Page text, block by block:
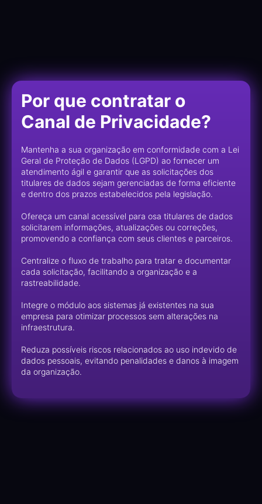
Por que contratar o
Canal de Privacidade?
Mantenha a sua organização em conformidade com a Lei
Geral de Proteção de Dados (LGPD) ao fornecer um
atendimento ágil e garantir que as solicitações dos
titulares de dados sejam gerenciadas de forma eficiente
e dentro dos prazos estabelecidos pela legislação.
Ofereça um canal acessível para osa titulares de dados
solicitarem informações, atualizações ou correções,
promovendo a confiança com seus clientes e parceiros.
Centralize o fluxo de trabalho para tratar e documentar
cada solicitação, facilitando a organização e a
rastreabilidade.
Integre o módulo aos sistemas já existentes na sua
empresa para otimizar processos sem alterações na
infraestrutura.
Reduza possíveis riscos relacionados ao uso indevido de
dados pessoais, evitando penalidades e danos à imagem
da organização.